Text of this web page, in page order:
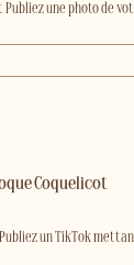
une photo de
Coquelicot
un TikTok